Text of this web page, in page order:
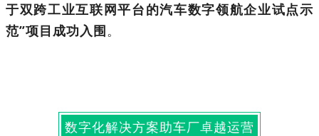
于双跨工业互联网平台的汽车数字领航企业试点示
范”项目成功入围。
数字化解决方案助车厂卓越运营